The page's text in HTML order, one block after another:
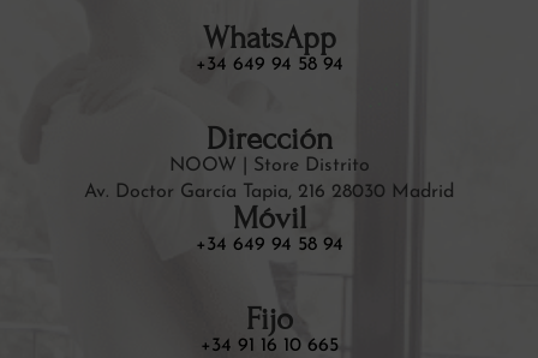
WhatsApp
+34 649 94 58 94
Dirección
NOOW | Store Distrito
Av. Doctor García Tapia, 216 28030 Madrid
Móvil
+34 649 94 58 94
Fijo
+34 91 16 10 665